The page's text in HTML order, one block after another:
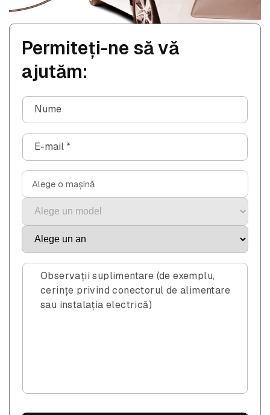
Permiteți-ne să vă
ajutăm:
Nume
E-mail *
Alege o mașină
Observații suplimentare (de exemplu,
cerințe privind conectorul de alimentare
sau instalația electrică)